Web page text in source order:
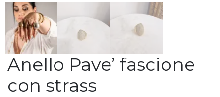
Anello Pave’ fascione
con strass